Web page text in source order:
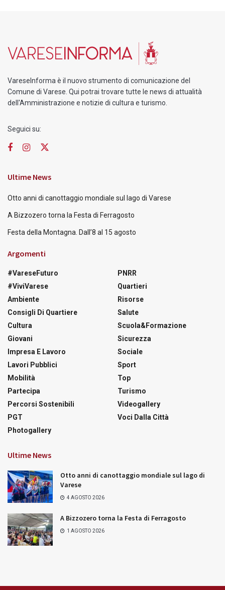
VareseInforma è il nuovo strumento di comunicazione del
Comune di Varese. Qui potrai trovare tutte le news di attualità
dell'Amministrazione e notizie di cultura e turismo.
Seguici su:
Ultime News
Otto anni di canottaggio mondiale sul lago di Varese
A Bizzozero torna la Festa di Ferragosto
Festa della Montagna. Dall’8 al 15 agosto
Argomenti
#VareseFuturo
#ViviVarese
Ambiente
Consigli Di Quartiere
Cultura
Giovani
Impresa E Lavoro
Lavori Pubblici
Mobilità
Partecipa
Percorsi Sostenibili
PGT
Photogallery
PNRR
Quartieri
Risorse
Salute
Scuola&Formazione
Sicurezza
Sociale
Sport
Top
Turismo
Videogallery
Voci Dalla Città
Ultime News
Otto anni di canottaggio mondiale sul lago di
Varese
4 AGOSTO 2026
A Bizzozero torna la Festa di Ferragosto
1 AGOSTO 2026